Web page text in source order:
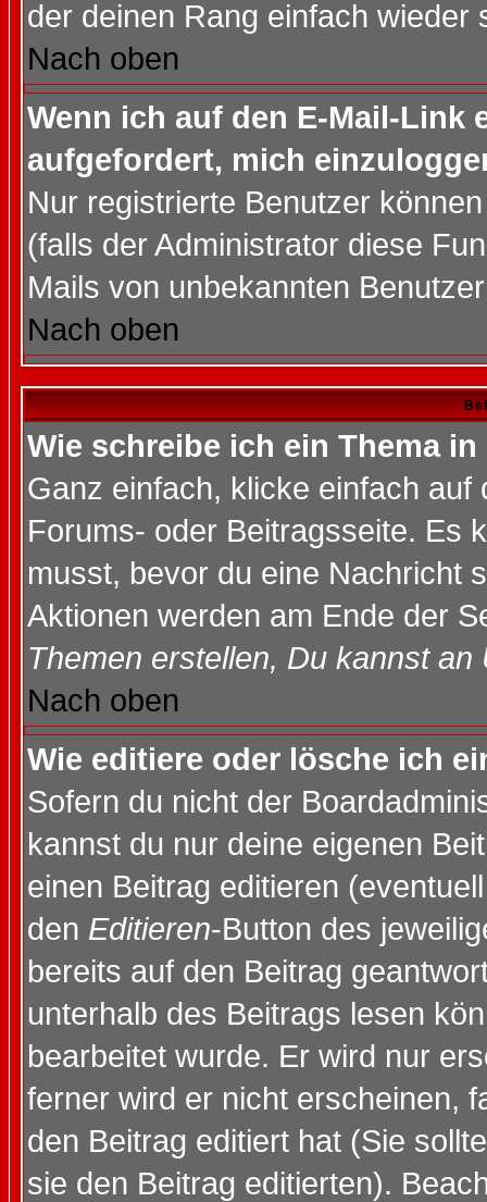
der deinen Rang einfach wieder
Nach oben
Wenn ich auf den E-Mail-Link
aufgefordert, mich
Nur registrierte Benutzer
(falls der Administrator diese
Mails von unbekannten
Nach oben
Wie schreibe ich ein Thema
Ganz einfach, klicke einfach
Forums- oder Beitragsseite. Es
musst, bevor du eine Nachricht
Aktionen werden am Ende der
Themen erstellen, Du kannst
Nach oben
Wie editiere oder lösche ich
Sofern du nicht der
kannst du nur deine eigenen
einen Beitrag editieren
den Editieren-Button des
bereits auf den Beitrag
unterhalb des Beitrags lesen
bearbeitet wurde. Er wird nur
ferner wird er nicht erscheinen,
den Beitrag editiert hat (Sie
sie den Beitrag editierten).